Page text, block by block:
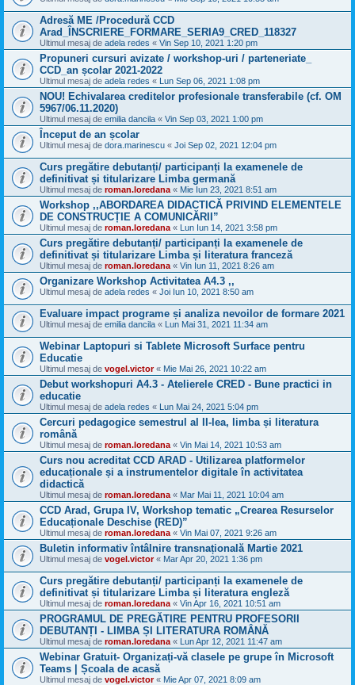
Adresă ME /Procedură CCD
Arad_ÎNSCRIERE_FORMARE_SERIA9_CRED_118327
Ultimul mesaj de adela redes « Vin Sep 10, 2021 1:20 pm
Propuneri cursuri avizate / workshop-uri / parteneriate_
CCD_an școlar 2021-2022
Ultimul mesaj de adela redes « Lun Sep 06, 2021 1:08 pm
NOU! Echivalarea creditelor profesionale transferabile (cf. OM
5967/06.11.2020)
Ultimul mesaj de emilia dancila « Vin Sep 03, 2021 1:00 pm
Început de an școlar
Ultimul mesaj de dora.marinescu « Joi Sep 02, 2021 12:04 pm
Curs pregătire debutanți/ participanți la examenele de
definitivat și titularizare Limba germană
Ultimul mesaj de roman.loredana « Mie Iun 23, 2021 8:51 am
Workshop ,,ABORDAREA DIDACTICĂ PRIVIND ELEMENTELE
DE CONSTRUCȚIE A COMUNICĂRII”
Ultimul mesaj de roman.loredana « Lun Iun 14, 2021 3:58 pm
Curs pregătire debutanți/ participanți la examenele de
definitivat și titularizare Limba și literatura franceză
Ultimul mesaj de roman.loredana « Vin Iun 11, 2021 8:26 am
Organizare Workshop Activitatea A4.3 ,,
Ultimul mesaj de adela redes « Joi Iun 10, 2021 8:50 am
Evaluare impact programe și analiza nevoilor de formare 2021
Ultimul mesaj de emilia dancila « Lun Mai 31, 2021 11:34 am
Webinar Laptopuri si Tablete Microsoft Surface pentru
Educatie
Ultimul mesaj de vogel.victor« Mie Mai 26, 2021 10:22 am
Debut workshopuri A4.3 - Atelierele CRED - Bune practici in
educatie
Ultimul mesaj de adela redes « Lun Mai 24, 2021 5:04 pm
Cercuri pedagogice semestrul al II-lea, limba și literatura
română
Ultimul mesaj de roman.loredana « Vin Mai 14, 2021 10:53 am
Curs nou acreditat CCD ARAD - Utilizarea platformelor
educaționale și a instrumentelor digitale în activitatea
didactică
Ultimul mesaj de roman.loredana « Mar Mai 11, 2021 10:04 am
CCD Arad, Grupa IV, Workshop tematic „Crearea Resurselor
Educaționale Deschise (RED)”
Ultimul mesaj de roman.loredana « Vin Mai 07, 2021 9:26 am
Buletin informativ întâlnire transnațională Martie 2021
Ultimul mesaj de vogel.victor« Mar Apr 20, 2021 1:36 pm
Curs pregătire debutanți/ participanți la examenele de
definitivat și titularizare Limba și literatura engleză
Ultimul mesaj de roman.loredana « Vin Apr 16, 2021 10:51 am
PROGRAMUL DE PREGĂTIRE PENTRU PROFESORII
DEBUTANȚI - LIMBA ȘI LITERATURA ROMÂNĂ
Ultimul mesaj de roman.loredana « Lun Apr 12, 2021 11:47 am
Webinar Gratuit- Organizați-vă clasele pe grupe în Microsoft
Teams | Școala de acasă
Ultimul mesaj de vogel.victor« Mie Apr 07, 2021 8:09 am